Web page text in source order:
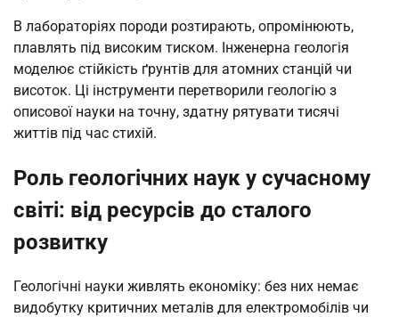
В лабораторіях породи розтирають, опромінюють,
плавлять під високим тиском. Інженерна геологія
моделює стійкість ґрунтів для атомних станцій чи
висоток. Ці інструменти перетворили геологію з
описової науки на точну, здатну рятувати тисячі
життів під час стихій.
Роль геологічних наук у сучасному
світі: від ресурсів до сталого
розвитку
Геологічні науки живлять економіку: без них немає
видобутку критичних металів для електромобілів чи